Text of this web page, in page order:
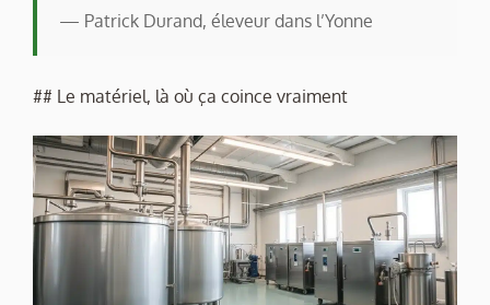
— Patrick Durand, éleveur dans l’Yonne
## Le matériel, là où ça coince vraiment